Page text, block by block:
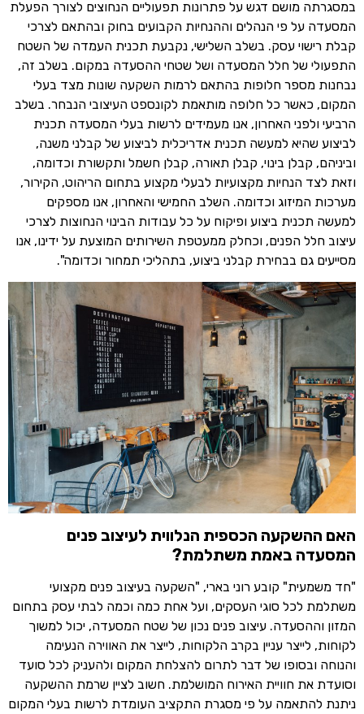
במסגרתה מושם דגש על פתרונות תפעוליים הנחוצים לצורך הפעלת
המסעדה על פי הנהלים וההנחיות הקבועים בחוק ובהתאם לצרכי
קבלת רישוי עסק. בשלב השלישי, נקבעת תכנית העמדה של השטח
התפעולי של חלל המסעדה ושל שטחי ההסעדה במקום. בשלב זה,
נבחנות מספר חלופות בהתאם לרמות השקעה שונות מצד בעלי
המקום, כאשר כל חלופה מותאמת לקונספט העיצובי הנבחר. בשלב
הרביעי ולפני האחרון, אנו מעמידים לרשות בעלי המסעדה תכנית
לביצוע שהיא למעשה תכנית אדריכלית לביצוע של קבלני משנה,
וביניהם, קבלן בינוי, קבלן תאורה, קבלן חשמל ותקשורת וכדומה,
וזאת לצד הנחיות מקצועיות לבעלי מקצוע בתחום הריהוט, הקירור,
מערכות המיזוג וכדומה. השלב החמישי והאחרון, אנו מספקים
למעשה תכנית ביצוע ופיקוח על כל עבודות הבינוי הנחוצות לצרכי
עיצוב חלל הפנים, וכחלק ממעטפת השירותים המוצעת על ידינו, אנו
מסייעים גם בבחירת קבלני ביצוע, בתהליכי תמחור וכדומה".
האם ההשקעה הכספית הנלווית לעיצוב פנים
המסעדה באמת משתלמת?
"חד משמעית" קובע רוני בארי, "השקעה בעיצוב פנים מקצועי
משתלמת לכל סוגי העסקים, ועל אחת כמה וכמה לבתי עסק בתחום
המזון וההסעדה. עיצוב פנים נכון של שטח המסעדה, יכול למשוך
לקוחות, לייצר עניין בקרב הלקוחות, לייצר את האווירה הנעימה
והנוחה ובסופו של דבר לתרום להצלחת המקום ולהעניק לכל סועד
וסועדת את חוויית האירוח המושלמת. חשוב לציין שרמת ההשקעה
ניתנת להתאמה על פי מסגרת התקציב העומדת לרשות בעלי המקום